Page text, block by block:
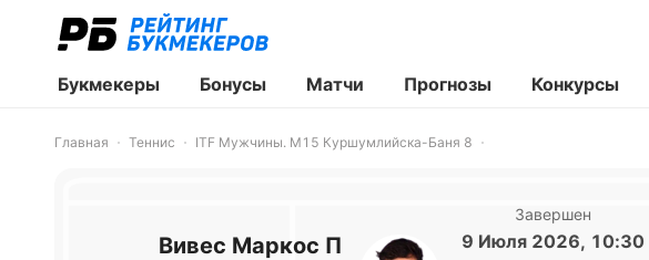
Букмекеры Бонусы Матчи Прогнозы Конкурсы
Главная Теннис ITF Мужчины. M15 Куршумлийска-Баня 8
Вивес Маркос П
Завершен
9 Июля 2026, 10:30